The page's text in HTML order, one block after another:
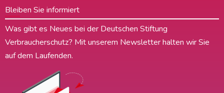
Bleiben Sie informiert
Was gibt es Neues bei der Deutschen Stiftung
Verbraucherschutz? Mit unserem Newsletter halten wir Sie
auf dem Laufenden.